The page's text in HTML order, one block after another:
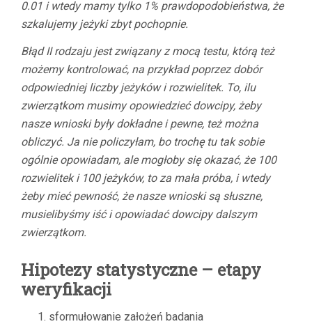
0.01 i wtedy mamy tylko 1% prawdopodobieństwa, że
szkalujemy jeżyki zbyt pochopnie.
Błąd II rodzaju jest związany z mocą testu, którą też
możemy kontrolować, na przykład poprzez dobór
odpowiedniej liczby jeżyków i rozwielitek. To, ilu
zwierzątkom musimy opowiedzieć dowcipy, żeby
nasze wnioski były dokładne i pewne, też można
obliczyć. Ja nie policzyłam, bo trochę tu tak sobie
ogólnie opowiadam, ale mogłoby się okazać, że 100
rozwielitek i 100 jeżyków, to za mała próba, i wtedy
żeby mieć pewność, że nasze wnioski są słuszne,
musielibyśmy iść i opowiadać dowcipy dalszym
zwierzątkom.
Hipotezy statystyczne – etapy
weryfikacji
sformułowanie założeń badania